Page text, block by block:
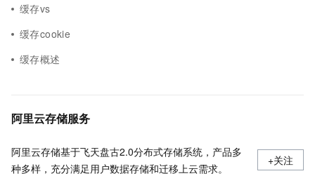
缓存vs
缓存cookie
缓存概述
阿里云存储服务
阿里云存储基于飞天盘古2.0分布式存储系统，产品多
种多样，充分满足用户数据存储和迁移上云需求。
+关注